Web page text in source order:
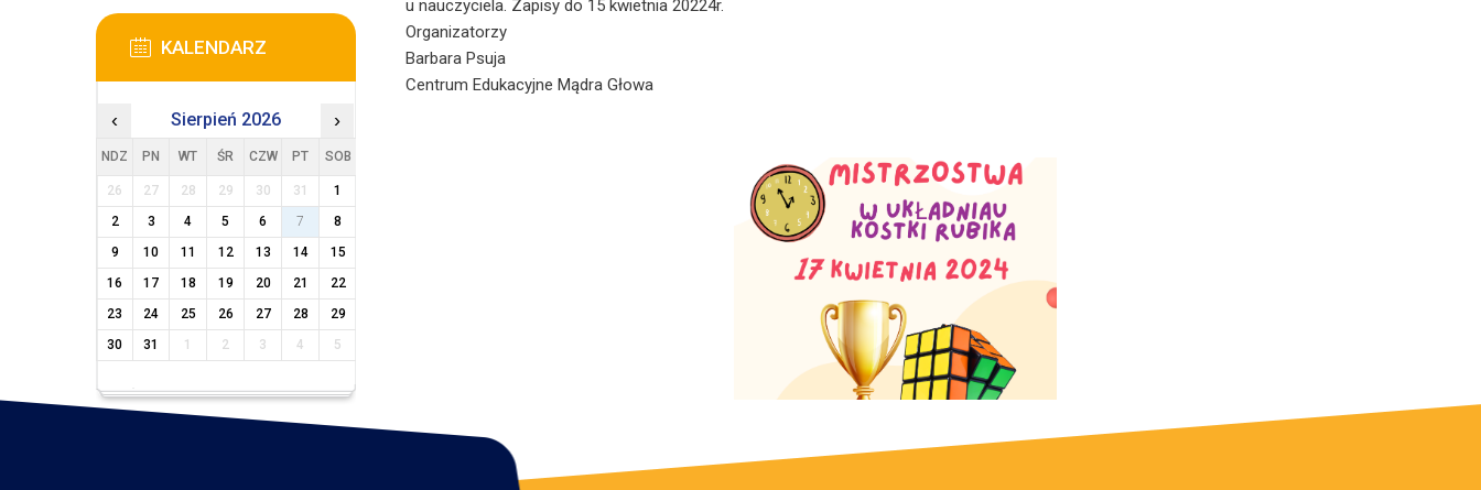
u nauczyciela. Zapisy do 15 kwietnia20224r.
Organizatorzy
Barbara Psuja
Centrum Edukacyjne Mądra Głowa
KALENDARZ
‹ Sierpień 2026 ›
NDZ PN WT ŚR CZW PT SOB
26 27 28 29 30 31
1
2
3 4 5 6 7
8
9
10 11 12 13 14
15
16
17 18 19 20 21
22
23
24 25 26 27 28
29
30
31 1 2 3 4 5